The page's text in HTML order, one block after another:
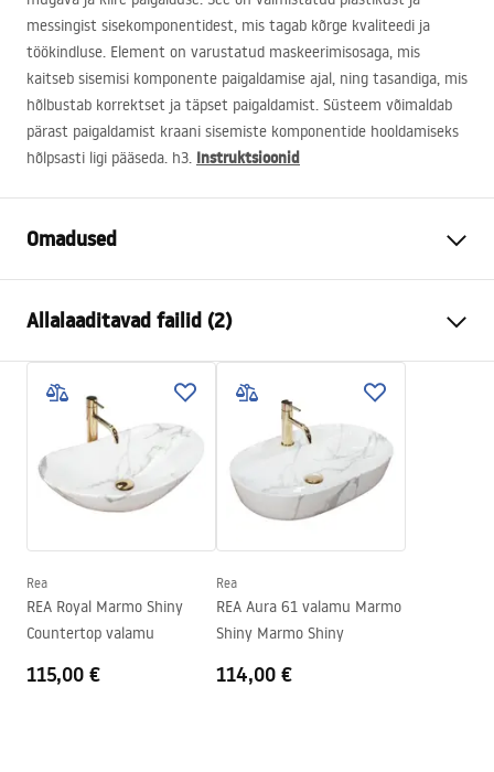
messingist sisekomponentidest, mis tagab kõrge kvaliteedi ja
töökindluse. Element on varustatud maskeerimisosaga, mis
kaitseb sisemisi komponente paigaldamise ajal, ning tasandiga, mis
hõlbustab korrektset ja täpset paigaldamist. Süsteem võimaldab
pärast paigaldamist kraani sisemiste komponentide hooldamiseks
hõlpsasti ligi pääseda. h3. Instruktsioonid
Omadused
Paigaldusviis
sisse paigaldatav
Värv
Kuld
Vooliku tüüp
Fikseeritud
Materjal
Väljalaskeava ulatus
185mm
Ühenduse läbimõõt
1/2 tolli
Allalaaditavad failid (2)
Instrukcja montażu
Instrukcja_montazu_.pdf
Garantiitingimused
Warranty_Terms_and_Conditions_Faucets_-_5.pdf
Rea
REA Royal Marmo Shiny
Countertop valamu
115,00 €
Rea
REA Aura 61 valamu Marmo
Shiny Marmo Shiny
114,00 €